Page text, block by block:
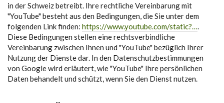
in der Schweiz betreibt. Ihre rechtliche Vereinbarung mit
"YouTube" besteht aus den Bedingungen, die Sie unter dem
folgenden Link finden: https://www.youtube.com/static?….
Diese Bedingungen stellen eine rechtsverbindliche
Vereinbarung zwischen Ihnen und "YouTube" bezüglich Ihrer
Nutzung der Dienste dar. In den Datenschutzbestimmungen
von Google wird erläutert, wie "YouTube" Ihre persönlichen
Daten behandelt und schützt, wenn Sie den Dienst nutzen.